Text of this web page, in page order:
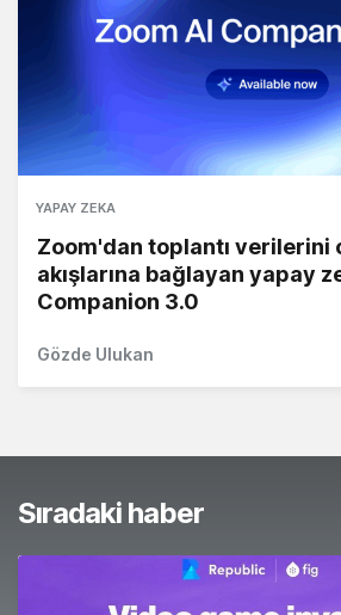
YAPAY ZEKA
Zoom'dan toplantı verilerini
akışlarına bağlayan yapay
Companion 3.0
Gözde Ulukan
Sıradaki haber